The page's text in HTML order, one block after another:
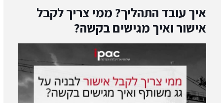
איך עובד התהליך? ממי צריך לקבל
אישור ואיך מגישים בקשה?